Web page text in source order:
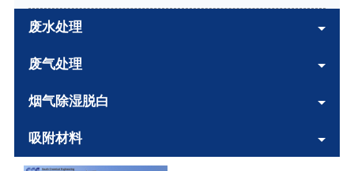
废水处理
废气处理
烟气除湿脱白
吸附材料